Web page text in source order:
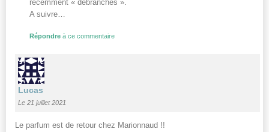
récemment « débranchés ».
A suivre…
Répondre à ce commentaire
Lucas
Le 21 juillet 2021
Le parfum est de retour chez Marionnaud !!